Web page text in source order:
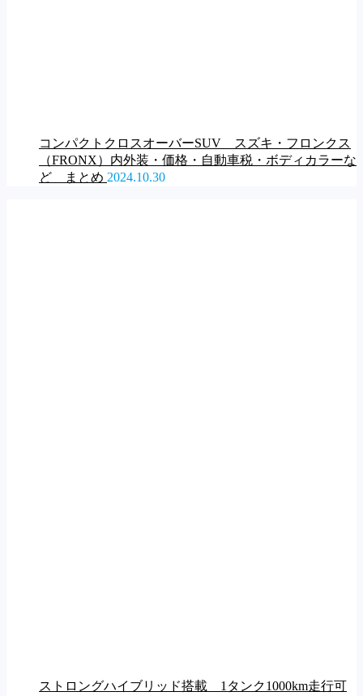
コンパクトクロスオーバーSUV スズキ・フロンクス
（FRONX）内外装・価格・自動車税・ボディカラーな
ど まとめ 2024.10.30
ストロングハイブリッド搭載 1タンク1000km走行可